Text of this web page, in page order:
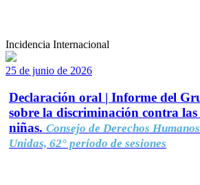
Incidencia Internacional
25 de junio de 2026
Declaración oral | Informe del
sobre la discriminación contra las
niñas. Consejo de Derechos
Unidas, 62° período de sesiones